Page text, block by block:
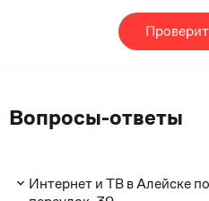
Вопросы-ответы
Интернет и ТВ в Алейске